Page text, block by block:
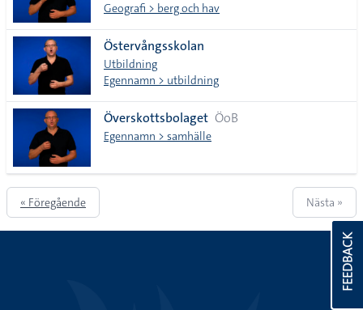
Geografi > berg och hav
Östervångsskolan
Utbildning
Egennamn > utbildning
Överskottsbolaget ÖoB
Egennamn > samhälle
« Föregående Nästa »
FEEDBACK